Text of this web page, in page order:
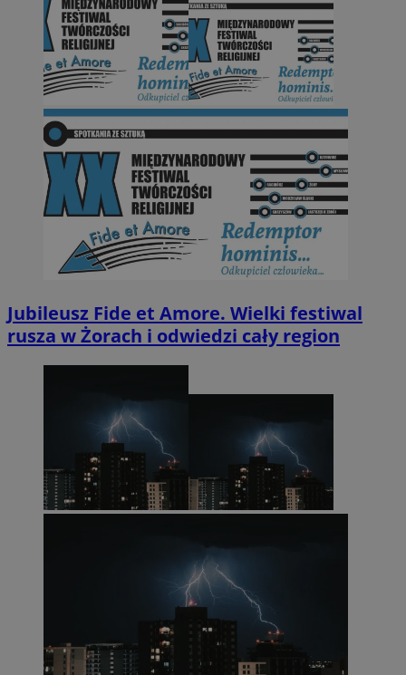
Jubileusz Fide et Amore. Wielki festiwal
rusza w Żorach i odwiedzi cały region